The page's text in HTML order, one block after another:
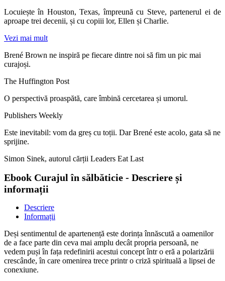
Locuiește în Houston, Texas, împreună cu Steve, partenerul ei de
aproape trei decenii, și cu copiii lor, Ellen și Charlie.
Vezi mai mult
Brené Brown ne inspiră pe fiecare dintre noi să fim un pic mai
curajoși.
The Huffington Post
O perspectivă proaspătă, care îmbină cercetarea și umorul.
Publishers Weekly
Este inevitabil: vom da greș cu toții. Dar Brené este acolo, gata să ne
sprijine.
Simon Sinek, autorul cărții Leaders Eat Last
Ebook Curajul în sălbăticie - Descriere și
informații
Descriere
Informații
Deși sentimentul de apartenență este dorința înnăscută a oamenilor
de a face parte din ceva mai amplu decât propria persoană, ne
vedem puși în fața redefinirii acestui concept într o eră a polarizării
crescânde, în care omenirea trece ­printr o criză spirituală a lipsei de
conexiune.